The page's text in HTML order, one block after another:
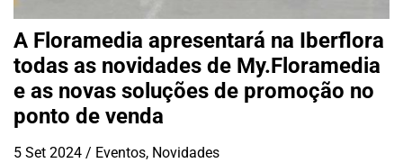
A Floramedia apresentará na Iberflora
todas as novidades de My.Floramedia
e as novas soluções de promoção no
ponto de venda
5 Set 2024 / Eventos, Novidades